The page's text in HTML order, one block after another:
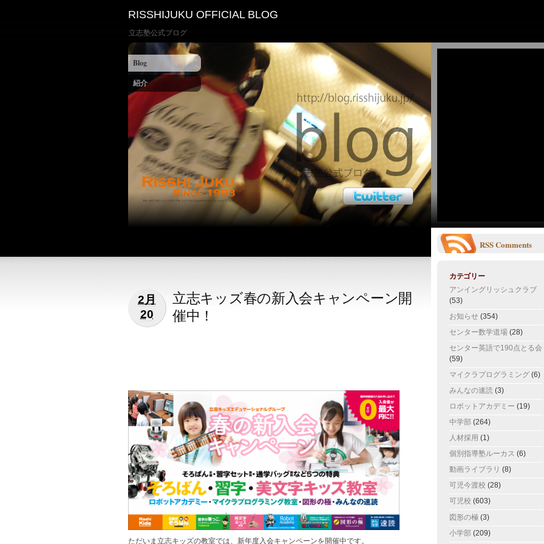
RISSHIJUKU OFFICIAL BLOG
立志塾公式ブログ
Blog
紹介
2月
20
立志キッズ春の新入会キャンペーン開
催中！
ただいま立志キッズの教室では、新年度入会キャンペーンを開催中です。
RSSComments
カテゴリー
アンイングリッシュクラブ
(53)
お知らせ (354)
センター数学道場 (28)
センター英語で190点とる会
(59)
マイクラプログラミング (6)
みんなの速読 (3)
ロボットアカデミー (19)
中学部 (264)
人材採用 (1)
個別指導塾ルーカス (6)
動画ライブラリ (8)
可児今渡校 (28)
可児校 (603)
図形の極 (3)
小学部 (209)